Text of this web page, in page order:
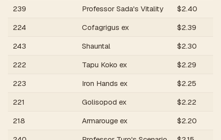
239
Professor Sada's Vitality $2.40
224
Cofagrigus ex $2.39
243
Shauntal $2.30
222
Tapu Koko ex $2.29
223
Iron Hands ex $2.25
221
Golisopod ex $2.22
218
Armarouge ex $2.20